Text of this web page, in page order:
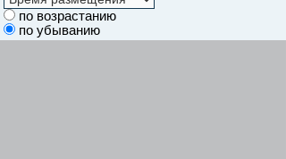
по возрастанию
по убыванию